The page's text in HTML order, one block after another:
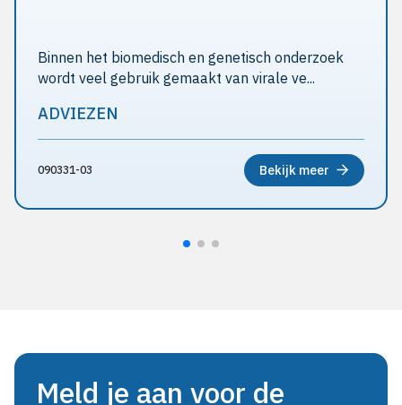
Binnen het biomedisch en genetisch onderzoek
wordt veel gebruik gemaakt van virale ve...
ADVIEZEN
090331-03 Bekijk meer
Meld je aan voor de